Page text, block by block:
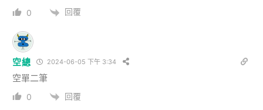
0 回覆
空總 2024-06-05 下午 3:34
空單二筆
0 回覆